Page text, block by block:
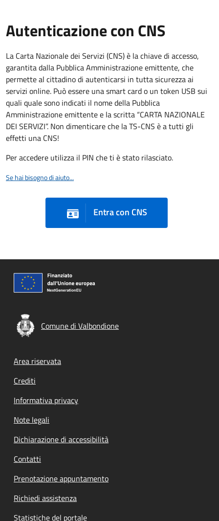
Autenticazione con CNS
La Carta Nazionale dei Servizi (CNS) è la chiave di accesso,
garantita dalla Pubblica Amministrazione emittente, che
permette al cittadino di autenticarsi in tutta sicurezza ai
servizi online. Può essere una smart card o un token USB sui
quali quale sono indicati il nome della Pubblica
Amministrazione emittente e la scritta “CARTA NAZIONALE
DEI SERVIZI”. Non dimenticare che la TS-CNS è a tutti gli
effetti una CNS!
Per accedere utilizza il PIN che ti è stato rilasciato.
Se hai bisogno di aiuto...
Entra con CNS
Comune di Valbondione
Footer menu
Area riservata
Crediti
Informativa privacy
Note legali
Dichiarazione di accessibilità
Contatti
Prenotazione appuntamento
Richiedi assistenza
Statistiche del portale